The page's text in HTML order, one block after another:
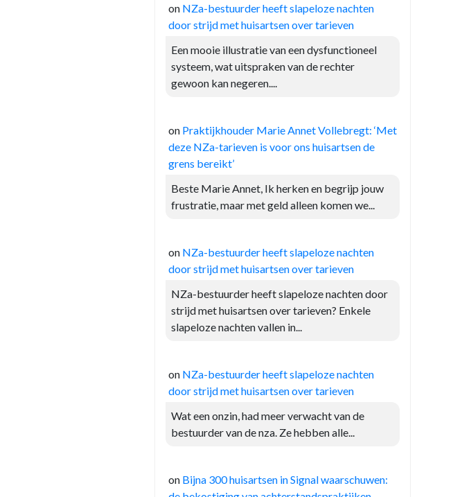
on NZa-bestuurder heeft slapeloze nachten
door strijd met huisartsen over tarieven
Een mooie illustratie van een dysfunctioneel
systeem, wat uitspraken van de rechter
gewoon kan negeren....
on Praktijkhouder Marie Annet Vollebregt: ‘Met
deze NZa-tarieven is voor ons huisartsen de
grens bereikt’
Beste Marie Annet, Ik herken en begrijp jouw
frustratie, maar met geld alleen komen we...
on NZa-bestuurder heeft slapeloze nachten
door strijd met huisartsen over tarieven
NZa-bestuurder heeft slapeloze nachten door
strijd met huisartsen over tarieven? Enkele
slapeloze nachten vallen in...
on NZa-bestuurder heeft slapeloze nachten
door strijd met huisartsen over tarieven
Wat een onzin, had meer verwacht van de
bestuurder van de nza. Ze hebben alle...
on Bijna 300 huisartsen in Signal waarschuwen: